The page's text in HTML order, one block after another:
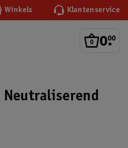
Winkels Klantenservice
0.
00
Neutraliserend